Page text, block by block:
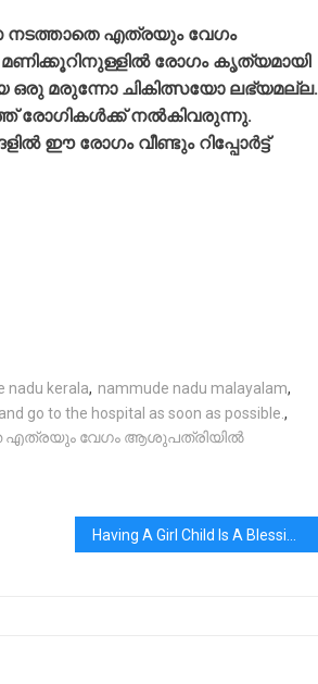
നടത്താതെ എത്രയും വേഗം
രോഗം കൃത്യമായി
ഒരു മരുന്നോ ചികിത്സയോ ലഭ്യമല്ല.
രോഗികൾക്ക് നൽകിവരുന്നു.
ഈ രോഗം വീണ്ടും റിപ്പോർട്ട്‌
nadu kerala, nammude nadu malayalam,
go to the hospital as soon as possible. ,
എത്രയും വേഗം ആശുപത്രിയിൽ